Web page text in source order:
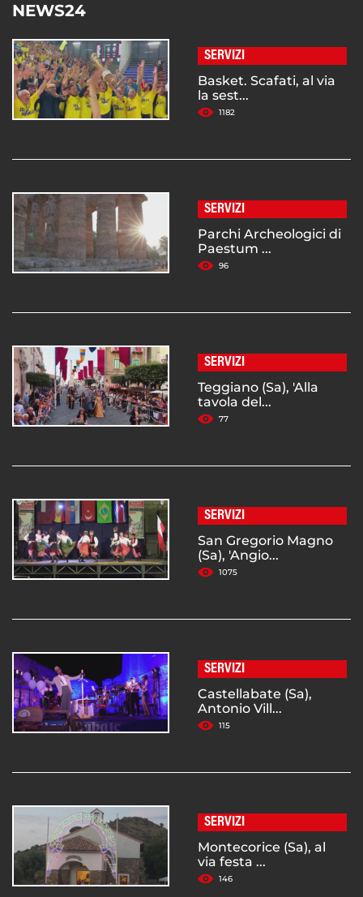
NEWS24
SERVIZI
Basket. Scafati, al via
la sest...
1182
SERVIZI
Parchi Archeologici di
Paestum ...
96
SERVIZI
Teggiano (Sa), 'Alla
tavola del...
77
SERVIZI
San Gregorio Magno
(Sa), 'Angio...
1075
SERVIZI
Castellabate (Sa),
Antonio Vill...
115
SERVIZI
Montecorice (Sa), al
via festa ...
146